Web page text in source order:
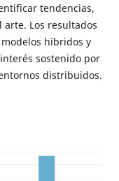
tendencias,
Los resultados
híbridos y
sostenido por
distribuidos.